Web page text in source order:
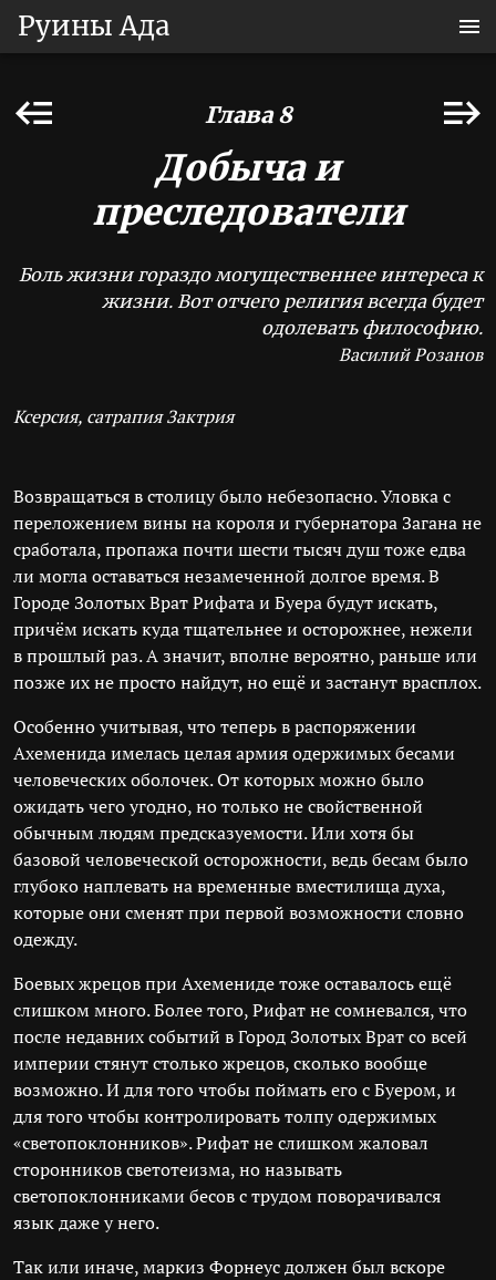
Руины Ада
Глава 8
Добыча и
преследователи
Боль жизни гораздо могущественнее интереса к
жизни. Вот отчего религия всегда будет
одолевать философию.
Василий Розанов
Ксерсия, сатрапия Зактрия
Возвращаться в столицу было небезопасно. Уловка с
переложением вины на короля и губернатора Загана не
сработала, пропажа почти шести тысяч душ тоже едва
ли могла оставаться незамеченной долгое время. В
Городе Золотых Врат Рифата и Буера будут искать,
причём искать куда тщательнее и осторожнее, нежели
в прошлый раз. А значит, вполне вероятно, раньше или
позже их не просто найдут, но ещё и застанут врасплох.
Особенно учитывая, что теперь в распоряжении
Ахеменида имелась целая армия одержимых бесами
человеческих оболочек. От которых можно было
ожидать чего угодно, но только не свойственной
обычным людям предсказуемости. Или хотя бы
базовой человеческой осторожности, ведь бесам было
глубоко наплевать на временные вместилища духа,
которые они сменят при первой возможности словно
одежду.
Боевых жрецов при Ахемениде тоже оставалось ещё
слишком много. Более того, Рифат не сомневался, что
после недавних событий в Город Золотых Врат со всей
империи стянут столько жрецов, сколько вообще
возможно. И для того чтобы поймать его с Буером, и
для того чтобы контролировать толпу одержимых
«светопоклонников». Рифат не слишком жаловал
сторонников светотеизма, но называть
светопоклонниками бесов с трудом поворачивался
язык даже у него.
Так или иначе, маркиз Форнеус должен был вскоре